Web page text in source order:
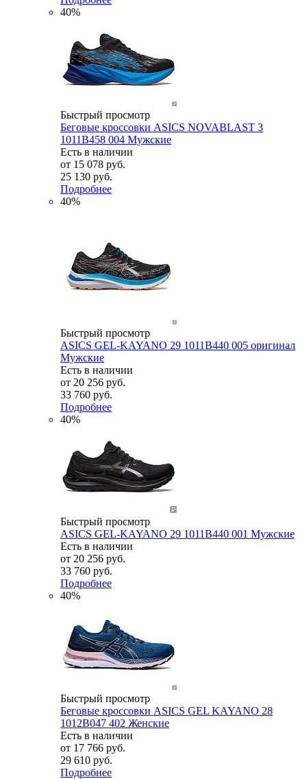
40%
Быстрый просмотр
Беговые кроссовки ASICS NOVABLAST 3
1011B458 004 Мужские
Есть в наличии
от 15 078 руб.
25 130 руб.
Подробнее
40%
Быстрый просмотр
ASICS GEL-KAYANO 29 1011B440 005 оригинал
Мужские
Есть в наличии
от 20 256 руб.
33 760 руб.
Подробнее
40%
Быстрый просмотр
ASICS GEL-KAYANO 29 1011B440 001 Мужские
Есть в наличии
от 20 256 руб.
33 760 руб.
Подробнее
40%
Быстрый просмотр
Беговые кроссовки ASICS GEL KAYANO 28
1012B047 402 Женские
Есть в наличии
от 17 766 руб.
29 610 руб.
Подробнее